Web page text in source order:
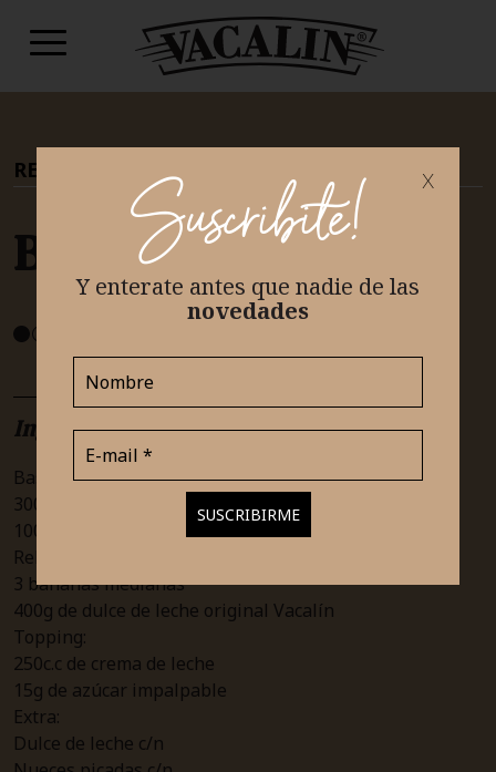
x
Suscribite!
Y enterate antes que nadie de las
novedades
RECETAS TEAM DULCE
BANOFEE
Ingredientes
Base de galletitas:
300gr de galletitas de vainilla
100gr de manteca derretida Vacalín
Relleno:
3 bananas medianas
400g de dulce de leche original Vacalín
Topping:
250c.c de crema de leche
15g de azúcar impalpable
Extra:
Dulce de leche c/n